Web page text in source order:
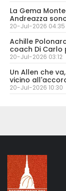
La Gema
Andreazza
20-Jul-2026 04:35
Achille
coach Di Carlo
20-Jul-2026 03:12
Un Allen che
vicino
20-Jul-2026 10:30